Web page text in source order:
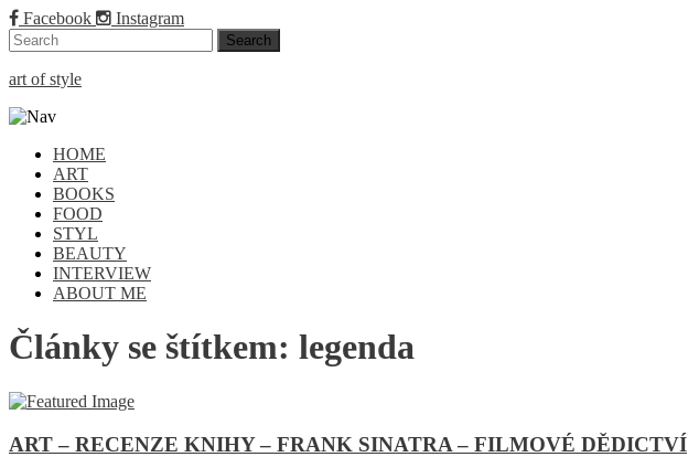
Facebook Instagram
art of style
HOME
ART
BOOKS
FOOD
STYL
BEAUTY
INTERVIEW
ABOUT ME
Články se štítkem: legenda
ART – RECENZE KNIHY – FRANK SINATRA – FILMOVÉ DĚDICTVÍ